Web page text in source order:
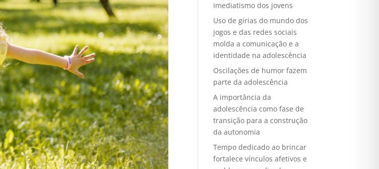
imediatismo dos jovens
Uso de gírias do mundo dos
jogos e das redes sociais
molda a comunicação e a
identidade na adolescência
Oscilações de humor fazem
parte da adolescência
A importância da
adolescência como fase de
transição para a construção
da autonomia
Tempo dedicado ao brincar
fortalece vínculos afetivos e